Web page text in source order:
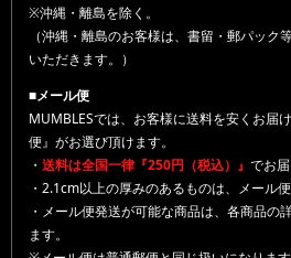
※沖縄・離島を除く。
（沖縄・離島のお客様は、書留・郵パック
いただきます。）
■メール便
MUMBLESでは、お客様に送料を安くお届
便』がお選び頂けます。
・ 送料は全国一律『250円（税込）』 でお
・2.1cm以上の厚みのあるものは、メール
・メール便発送が可能な商品は、各商品の
ます。